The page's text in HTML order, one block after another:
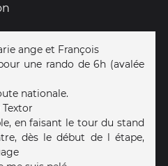
ange et François
une rando de 6h (avalée
nationale.
en faisant le tour du stand
dès le début de l étape,